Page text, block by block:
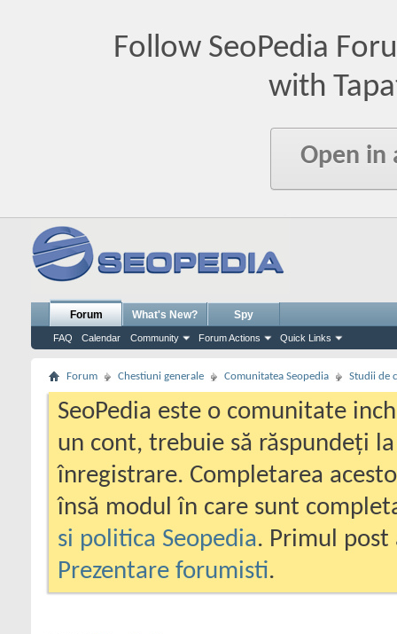
Follow SeoPedia
with
Open in
Forum
FAQ Calendar Community Forum Actions Quick Links
What's New? Spy
Forum Chestiuni generale Comunitatea Seopedia Studii de
SeoPedia este o comunitate
un cont, trebuie să răspundeți
înregistrare. Completarea
însă modul în care sunt
si politica Seopedia. Primul
Prezentare forumisti.